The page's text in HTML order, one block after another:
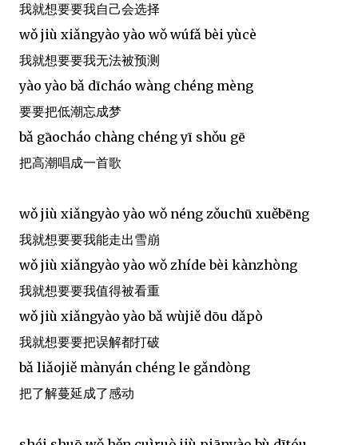
我就想要要我自己会选择
wǒ jiù xiǎngyào yào wǒ wúfǎ bèi yùcè
我就想要要我无法被预测
yào yào bǎ dīcháo wàng chéng mèng
要要把低潮忘成梦
bǎ gāocháo chàng chéng yī shǒu gē
把高潮唱成一首歌
wǒ jiù xiǎngyào yào wǒ néng zǒuchū xuěbēng
我就想要要我能走出雪崩
wǒ jiù xiǎngyào yào wǒ zhíde bèi kànzhòng
我就想要要我值得被看重
wǒ jiù xiǎngyào yào bǎ wùjiě dōu dǎpò
我就想要要把误解都打破
bǎ liǎojiě mànyán chéng le gǎndòng
把了解蔓延成了感动